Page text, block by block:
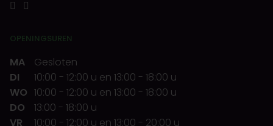
OPENINGSUREN
MA
Gesloten
DI
10:00 - 12:00 u en 13:00 - 18:00 u
WO 10:00 - 12:00 u en 13:00 - 18:00 u
DO
13:00 - 18:00 u
VR
10:00 - 12:00 u en 13:00 - 20:00 u